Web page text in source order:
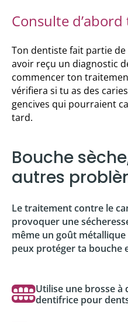
Consulte
Ton dentiste fait partie
avoir reçu un diagnostic
commencer ton
vérifiera si tu as des
gencives qui pourraient
tard.
Bouche
autres
Le traitement contre le
provoquer une
même un goût
peux protéger ta bouche
Utilise une brosse à
dentifrice pour